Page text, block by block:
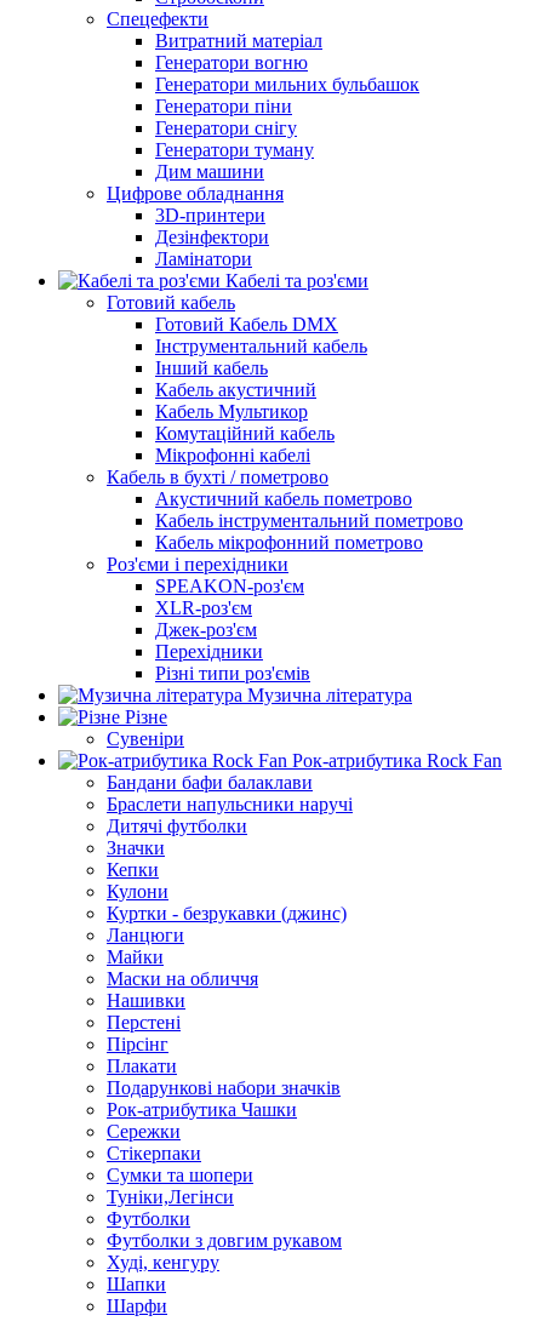
Спецефекти
Витратний матеріал
Генератори вогню
Генератори мильних бульбашок
Генератори піни
Генератори снігу
Генератори туману
Дим машини
Цифрове обладнання
3D-принтери
Дезінфектори
Ламінатори
Кабелі та роз'єми
Готовий кабель
Готовий Кабель DMX
Інструментальний кабель
Інший кабель
Кабель акустичний
Кабель Мультикор
Комутаційний кабель
Мікрофонні кабелі
Кабель в бухті / пометрово
Акустичний кабель пометрово
Кабель інструментальний пометрово
Кабель мікрофонний пометрово
Роз'єми і перехідники
SPEAKON-роз'єм
XLR-роз'єм
Джек-роз'єм
Перехідники
Різні типи роз'ємів
Музична література
Різне
Сувеніри
Рок-атрибутика Rock Fan
Бандани бафи балаклави
Браслети напульсники наручі
Дитячі футболки
Значки
Кепки
Кулони
Куртки - безрукавки (джинс)
Ланцюги
Майки
Маски на обличчя
Нашивки
Перстені
Пірсінг
Плакати
Подарункові набори значків
Рок-атрибутика Чашки
Сережки
Стікерпаки
Сумки та шопери
Туніки,Легінси
Футболки
Футболки з довгим рукавом
Худі, кенгуру
Шапки
Шарфи